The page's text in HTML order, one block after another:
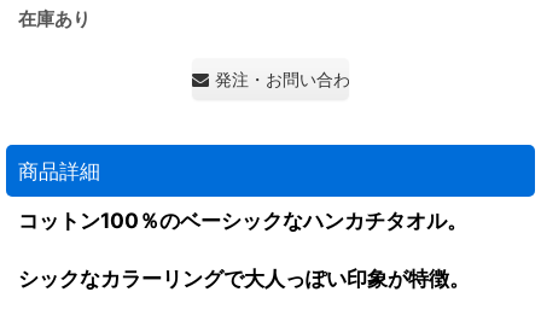
在庫あり
発注・お問い合わせ・見積もり依頼
商品詳細
コットン100％のベーシックなハンカチタオル。
シックなカラーリングで大人っぽい印象が特徴。